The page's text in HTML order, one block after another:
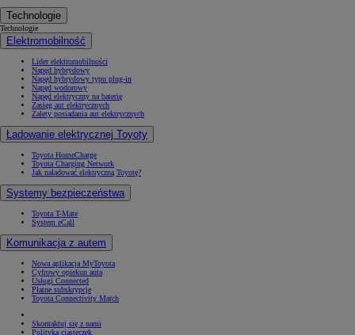
Technologie
Technologie
Elektromobilność
Lider elektromobilności
Napęd hybrydowy
Napęd hybrydowy typu plug-in
Napęd wodorowy
Napęd elektryczny na baterię
Zasięg aut elektrycznych
Zalety posiadania aut elektrycznych
Ładowanie elektrycznej Toyoty
Toyota HomeCharge
Toyota Charging Network
Jak naładować elektryczną Toyotę?
Systemy bezpieczeństwa
Toyota T-Mate
System eCall
Komunikacja z autem
Nowa aplikacja MyToyota
Cyfrowy opiekun auta
Usługi Connected
Płatne subskrypcje
Toyota Connectivity Match
Skontaktuj się z nami
Polityka ciasteczek